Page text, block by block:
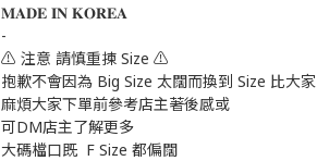
𝐌𝐀𝐃𝐄 𝐈𝐍 𝐊𝐎𝐑𝐄𝐀
-
⚠️ 注意 請慎重揀 Size ⚠️
抱歉不會因為 Big Size 太闊而換到 Size 比大家
麻煩大家下單前參考店主著後感或
可DM店主了解更多
大碼檔口既  F Size 都偏闊